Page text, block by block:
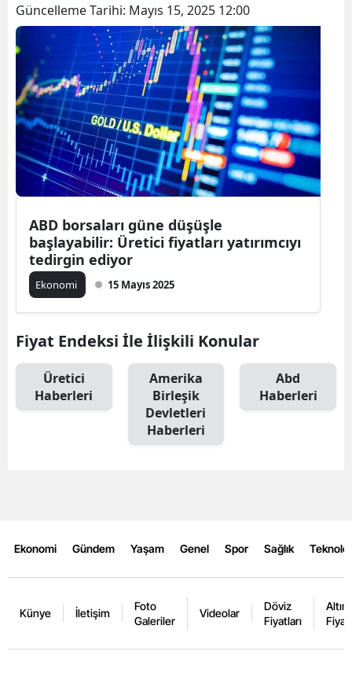
Güncelleme Tarihi: Mayıs 15, 2025 12:00
ABD borsaları güne düşüşle
başlayabilir: Üretici fiyatları yatırımcıyı
tedirgin ediyor
Ekonomi 15 Mayıs 2025
Fiyat Endeksi İle İlişkili Konular
Üretici
Haberleri
Amerika
Birleşik
Devletleri
Haberleri
Abd
Haberleri
Ekonomi Gündem Yaşam Genel Spor Sağlık
Künye İletişim
Foto
Galeriler
Videolar
Döviz
Fiyatları
Altın